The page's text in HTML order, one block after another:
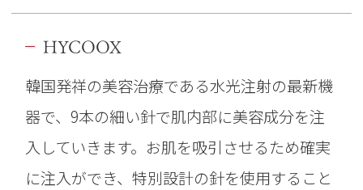
HYCOOX
韓国発祥の美容治療である水光注射の最新機
器で、9本の細い針で肌内部に美容成分を注
入していきます。お肌を吸引させるため確実
に注入ができ、特別設計の針を使用すること